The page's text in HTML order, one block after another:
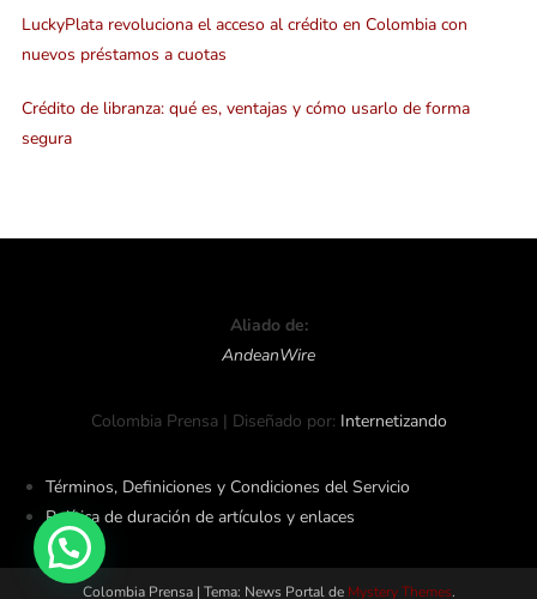
LuckyPlata revoluciona el acceso al crédito en Colombia con
nuevos préstamos a cuotas
Crédito de libranza: qué es, ventajas y cómo usarlo de forma
segura
Aliado de:
AndeanWire
Colombia Prensa | Diseñado por: Internetizando
Términos, Definiciones y Condiciones del Servicio
Política de duración de artículos y enlaces
Colombia Prensa | Tema: News Portal de Mystery Themes.